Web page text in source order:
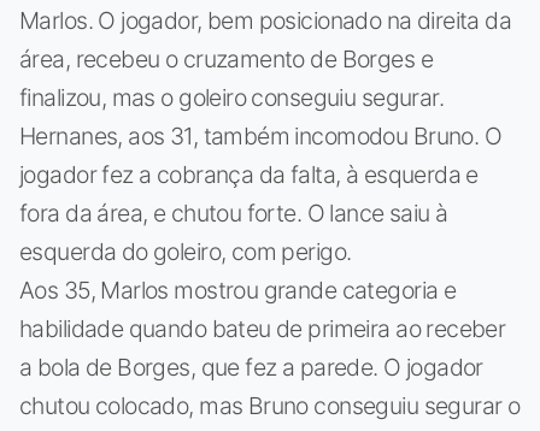
Marlos. O jogador, bem posicionado na direita da
área, recebeu o cruzamento de Borges e
finalizou, mas o goleiro conseguiu segurar.
Hernanes, aos 31, também incomodou Bruno. O
jogador fez a cobrança da falta, à esquerda e
fora da área, e chutou forte. O lance saiu à
esquerda do goleiro, com perigo.
Aos 35, Marlos mostrou grande categoria e
habilidade quando bateu de primeira ao receber
a bola de Borges, que fez a parede. O jogador
chutou colocado, mas Bruno conseguiu segurar o